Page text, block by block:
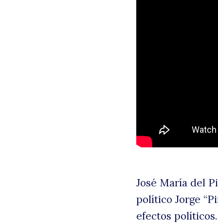
José María del
político Jorge
efectos políticos.